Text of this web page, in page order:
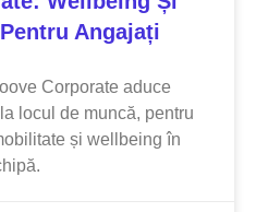
Angajați
Corporate aduce
locul de muncă, pentru
și wellbeing în